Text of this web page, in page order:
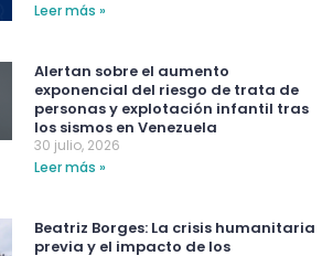
Leer más »
Alertan sobre el aumento
exponencial del riesgo de trata de
personas y explotación infantil tras
los sismos en Venezuela
30 julio, 2026
Leer más »
Beatriz Borges: La crisis humanitaria
previa y el impacto de los